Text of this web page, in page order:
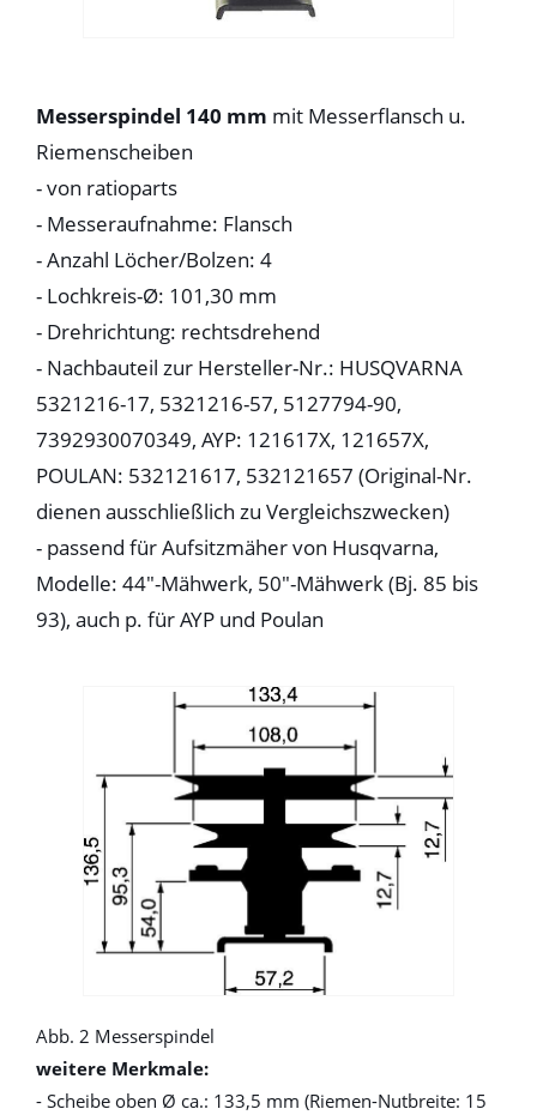
Messerspindel 140 mm mit Messerflansch u.
Riemenscheiben
- von ratioparts
- Messeraufnahme: Flansch
- Anzahl Löcher/Bolzen: 4
- Lochkreis-Ø: 101,30 mm
- Drehrichtung: rechtsdrehend
- Nachbauteil zur Hersteller-Nr.: HUSQVARNA
5321216-17, 5321216-57, 5127794-90,
7392930070349, AYP: 121617X, 121657X,
POULAN: 532121617, 532121657 (Original-Nr.
dienen ausschließlich zu Vergleichszwecken)
- passend für Aufsitzmäher von Husqvarna,
Modelle: 44"-Mähwerk, 50"-Mähwerk (Bj. 85 bis
93), auch p. für AYP und Poulan
Abb. 2 Messerspindel
weitere Merkmale:
- Scheibe oben Ø ca.: 133,5 mm (Riemen-Nutbreite: 15